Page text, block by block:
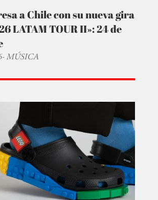
a Chile con su nueva gira
LATAM TOUR II»: 24 de
MÚSICA